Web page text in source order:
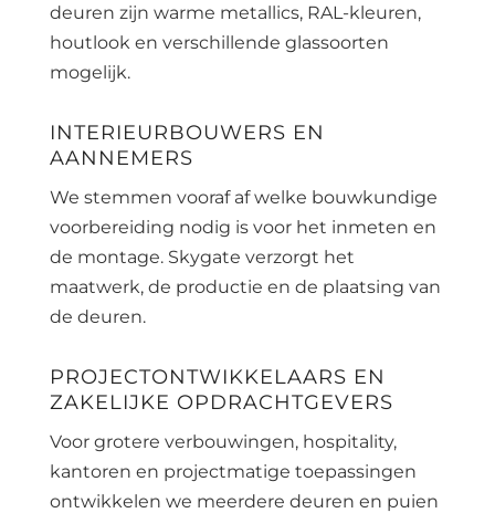
deuren zijn warme metallics, RAL-kleuren,
houtlook en verschillende glassoorten
mogelijk.
INTERIEURBOUWERS EN
AANNEMERS
We stemmen vooraf af welke bouwkundige
voorbereiding nodig is voor het inmeten en
de montage. Skygate verzorgt het
maatwerk, de productie en de plaatsing van
de deuren.
PROJECTONTWIKKELAARS EN
ZAKELIJKE OPDRACHTGEVERS
Voor grotere verbouwingen, hospitality,
kantoren en projectmatige toepassingen
ontwikkelen we meerdere deuren en puien